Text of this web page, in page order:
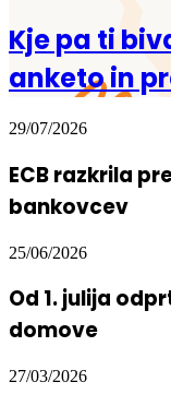
Kje pa ti
anketo in
29/07/2026
ECB razkrila
bankovcev
25/06/2026
Od 1. julija
domove
27/03/2026